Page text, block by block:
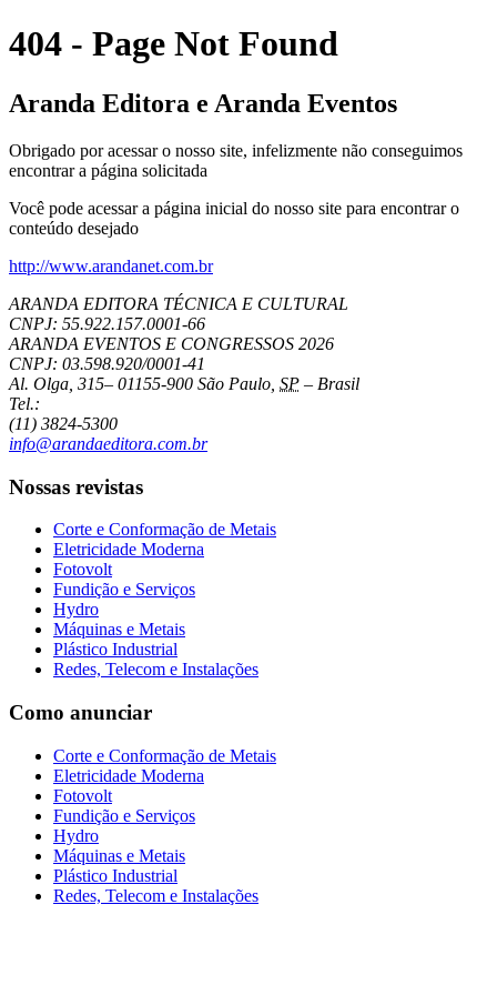
404 - Page Not Found
Aranda Editora e Aranda Eventos
Obrigado por acessar o nosso site, infelizmente não conseguimos
encontrar a página solicitada
Você pode acessar a página inicial do nosso site para encontrar o
conteúdo desejado
http://www.arandanet.com.br
ARANDA EDITORA TÉCNICA E CULTURAL
CNPJ: 55.922.157.0001-66
ARANDA EVENTOS E CONGRESSOS 2026
CNPJ: 03.598.920/0001-41
Al. Olga, 315– 01155-900 São Paulo SP – Brasil
Tel.:
(11) 3824-5300
info@arandaeditora.com.br
Nossas revistas
Corte e Conformação de Metais
Eletricidade Moderna
Fotovolt
Fundição e Serviços
Hydro
Máquinas e Metais
Plástico Industrial
Redes, Telecom e Instalações
Como anunciar
Corte e Conformação de Metais
Eletricidade Moderna
Fotovolt
Fundição e Serviços
Hydro
Máquinas e Metais
Plástico Industrial
Redes, Telecom e Instalações